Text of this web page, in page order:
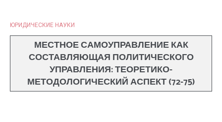
ЮРИДИЧЕСКИЕ НАУКИ
МЕСТНОЕ САМОУПРАВЛЕНИЕ КАК
СОСТАВЛЯЮЩАЯ ПОЛИТИЧЕСКОГО
УПРАВЛЕНИЯ: ТЕОРЕТИКО-
МЕТОДОЛОГИЧЕСКИЙ АСПЕКТ (72-75)